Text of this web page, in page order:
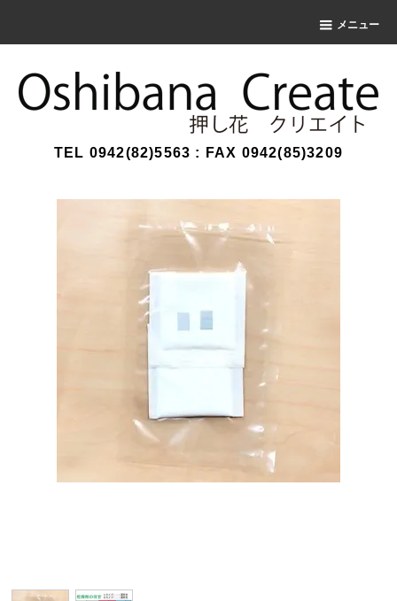
メニュー
TEL 0942(82)5563 : FAX 0942(85)3209